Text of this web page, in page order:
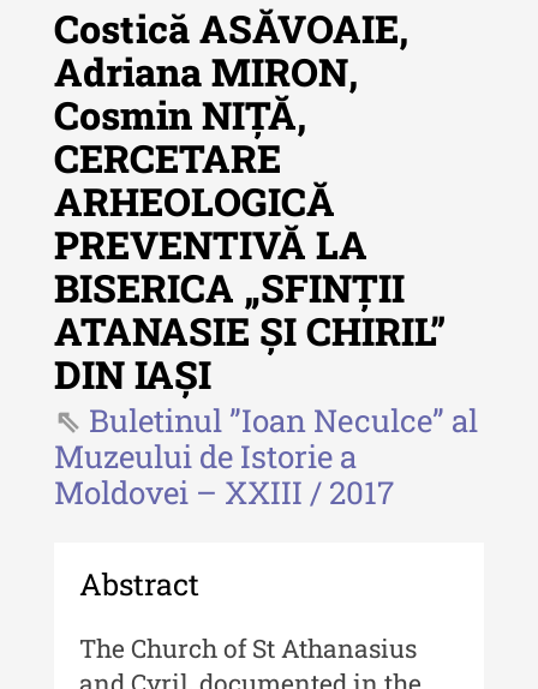
Revista "Cercetări istorice"
Revista "Cercetări istorice" - XLIV
- 2025
Revista "Cercetări istorice" - XLIII
- 2024
Revista "Cercetări istorice" - XLII -
2023
Indexul Complet
Buletinul ”Ioan Neculce” al Muzeului
de Istorie a Moldovei
Muzeului de Istorie a Moldovei -
XXIV / 2018
Buletinul ”Ioan Neculce” al
Muzeului de Istorie a Moldovei -
Costică ASĂVOAIE,
Adriana MIRON,
Cosmin NIȚĂ,
CERCETARE
ARHEOLOGICĂ
PREVENTIVĂ LA
BISERICA „SFINȚII
ATANASIE ȘI CHIRIL”
DIN IAȘI
Buletinul ”Ioan Neculce” al
Muzeului de Istorie a
Moldovei – XXIII / 2017
Abstract
The Church of St Athanasius